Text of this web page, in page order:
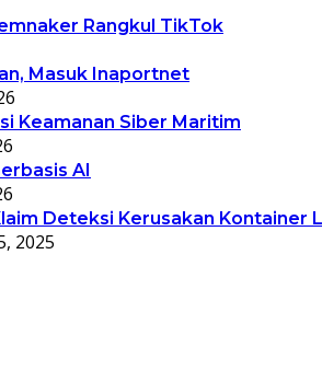
Rangkul TikTok
Masuk Inaportnet
Keamanan Siber Maritim
AI
Deteksi Kerusakan Kontainer
2025